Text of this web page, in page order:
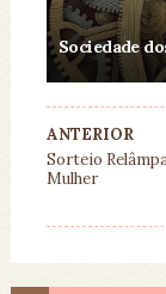
Sociedade
ANTERIOR
Sorteio
Mulher